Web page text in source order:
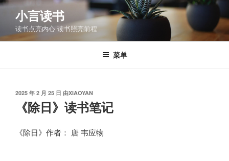
跳
容
小言读书
读书点亮内心 读书照亮前程
菜单
发
2025 年 2 月 25 日 由XIAOYAN
《除日》读书笔记
《除日》作者： 唐 韦应物